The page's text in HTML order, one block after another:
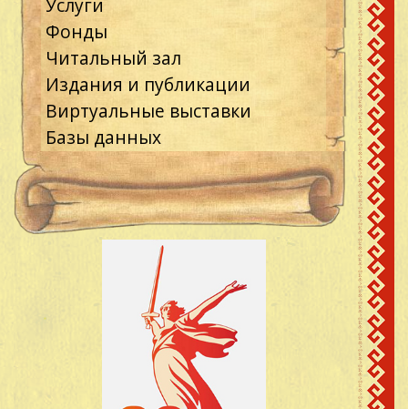
Фонды
Читальный зал
Издания и публикации
Виртуальные выставки
Базы данных